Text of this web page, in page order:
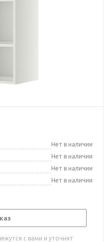
Нет в наличии
Нет в наличии
Нет в наличии
Нет в наличии
с вами и уточнят